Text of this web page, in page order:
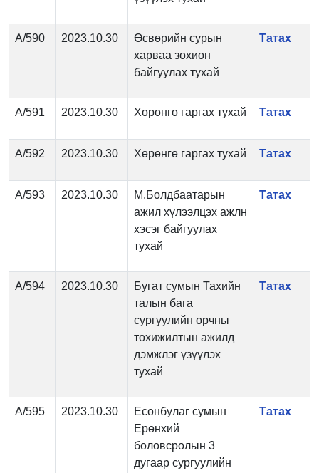
А/590 2023.10.30
Өсвөрийн сурын
харваа зохион
байгуулах тухай
Татах
А/591 2023.10.30 Хөрөнгө гаргах тухай Татах
А/592 2023.10.30 Хөрөнгө гаргах тухай Татах
А/593 2023.10.30
М.Болдбаатарын
ажил хүлээлцэх ажлн
хэсэг байгуулах
тухай
Татах
А/594 2023.10.30
Бугат сумын Тахийн
талын бага
сургуулийн орчны
тохижилтын ажилд
дэмжлэг үзүүлэх
тухай
Татах
А/595 2023.10.30
Есөнбулаг сумын
Ерөнхий
боловсролын 3
дугаар сургуулийн
Татах